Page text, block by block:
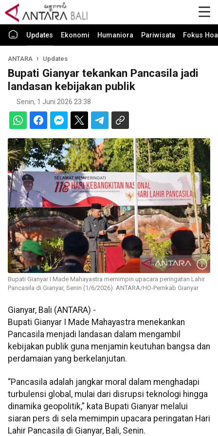
Updates Ekonomi Humaniora Pariwisata Fokus
ANTARA Updates
Bupati Gianyar tekankan Pancasila jadi
landasan kebijakan publik
Senin, 1 Juni 2026 23:38
Bupati Gianyar I Made Mahayastra memimpin upacara peringatan Lahir
Pancasila di Gianyar, Senin (1/6/2026). ANTARA/HO-Pemkab Gianyar
Gianyar, Bali (ANTARA) -
Bupati Gianyar I Made Mahayastra menekankan
Pancasila menjadi landasan dalam mengambil
kebijakan publik guna menjamin keutuhan bangsa dan
perdamaian yang berkelanjutan.
“Pancasila adalah jangkar moral dalam menghadapi
turbulensi global, mulai dari disrupsi teknologi hingga
dinamika geopolitik,” kata Bupati Gianyar melalui
siaran pers di sela memimpin upacara peringatan Hari
Lahir Pancasila di Gianyar, Bali, Senin.